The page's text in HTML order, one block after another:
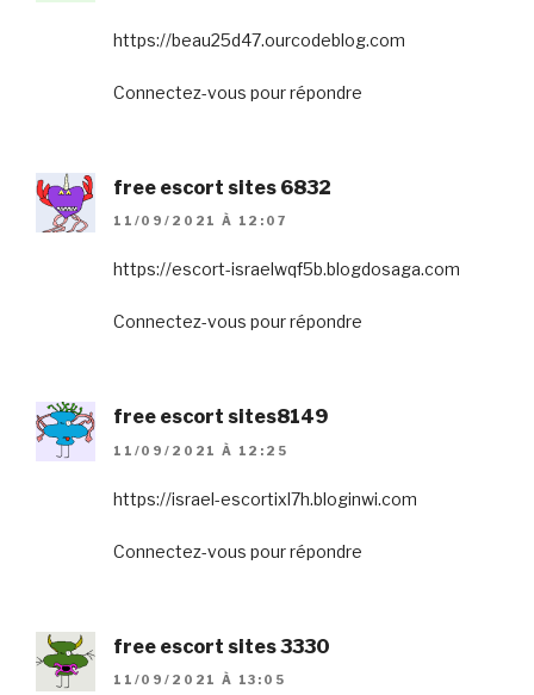
https://beau25d47.ourcodeblog.com
Connectez-vous pour répondre
free escort sites 6832
11/09/2021 À 12:07
https://escort-israelwqf5b.blogdosaga.com
Connectez-vous pour répondre
free escort sites8149
11/09/2021 À 12:25
https://israel-escortixl7h.bloginwi.com
Connectez-vous pour répondre
free escort sites 3330
11/09/2021 À 13:05